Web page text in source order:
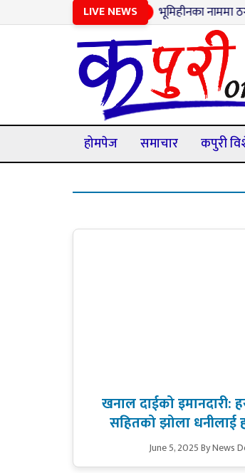
LIVE NEWS
१ भूमिहीनका नाममा
होमपेज समाचार कपुरी
खनाल दाईको इमानदारी:
सहितको झोला धनीलाई
June 5, 2025By News